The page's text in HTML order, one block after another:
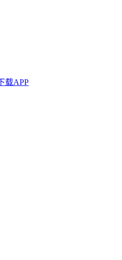
载APP